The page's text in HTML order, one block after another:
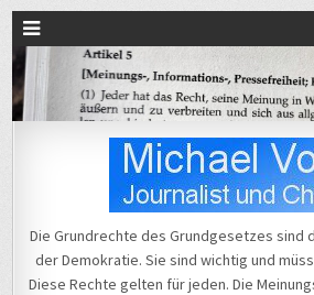
Michael Voß
Die Grundrechte des Grundgesetzes sind
der Demokratie. Sie sind wichtig und
Diese Rechte gelten für jeden. Die